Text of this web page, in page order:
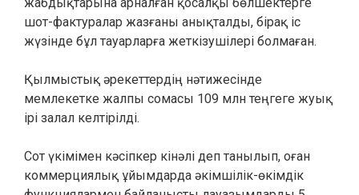
шот-фактуралар жазғаны анықталды, бірақ іс
жүзінде бұл тауарларға жеткізушілері болмаған.
Қылмыстық әрекеттердің нәтижесінде
мемлекетке жалпы сомасы 109 млн теңгеге жуық
ірі залал келтірілді.
Сот үкімімен кәсіпкер кінәлі деп танылып, оған
коммерциялық ұйымдарда әкімшілік-өкімдік